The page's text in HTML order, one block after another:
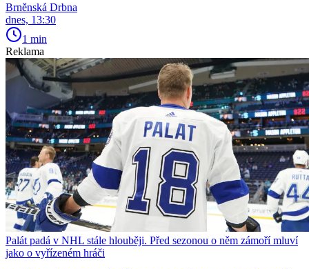
Brněnská Drbna
dnes, 13:30
1 min
Reklama
Palát padá v NHL stále hlouběji. Před sezonou o něm zámoří mluví
jako o vyřízeném hráči